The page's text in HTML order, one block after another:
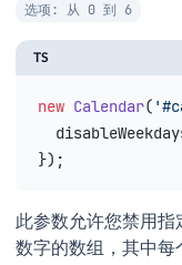
选项: 从 0 到 6
TS
new Calendar(
});
此参数允许您禁用指
数字的数组，其中每